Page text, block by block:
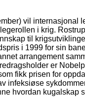
vil internasjonal
i krig.
til
i 1999 for sin
arrangement
er
fikk prisen for
infeksiøse
hvordan kugalskap